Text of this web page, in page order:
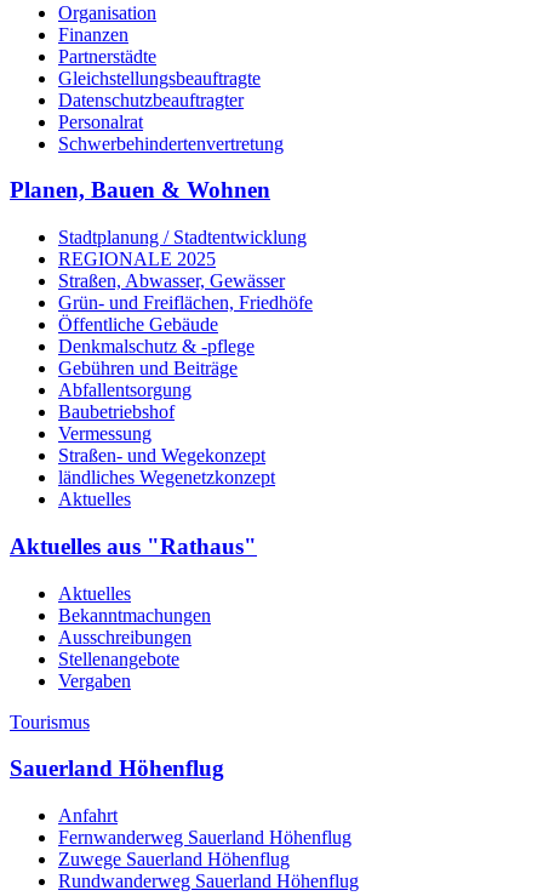
Organisation
Finanzen
Partnerstädte
Gleichstellungsbeauftragte
Datenschutzbeauftragter
Personalrat
Schwerbehinderten­vertretung
Planen, Bauen & Wohnen
Stadtplanung / Stadtentwicklung
REGIONALE 2025
Straßen, Abwasser, Gewässer
Grün- und Freiflächen, Friedhöfe
Öffentliche Gebäude
Denkmalschutz & -pflege
Gebühren und Beiträge
Abfallentsorgung
Baubetriebshof
Vermessung
Straßen- und Wegekonzept
ländliches Wegenetzkonzept
Aktuelles
Aktuelles aus "Rathaus"
Aktuelles
Bekanntmachungen
Ausschreibungen
Stellenangebote
Vergaben
Tourismus
Sauerland Höhenflug
Anfahrt
Fernwanderweg Sauerland Höhenflug
Zuwege Sauerland Höhenflug
Rundwanderweg Sauerland Höhenflug